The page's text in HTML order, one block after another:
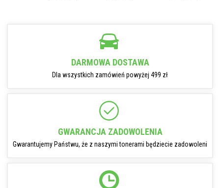
DARMOWA DOSTAWA
Dla wszystkich zamówień powyżej 499 zł
GWARANCJA ZADOWOLENIA
Gwarantujemy Państwu, że z naszymi tonerami będziecie zadowoleni